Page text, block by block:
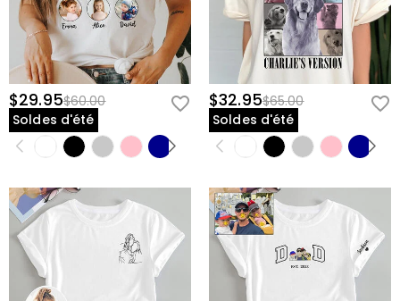
$29.95$60.00
Soldes d'été
$32.95$65.00
Soldes d'été